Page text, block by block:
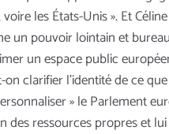
voire les États-Unis ». Et
un pouvoir lointain et
un espace public
on clarifier l’identité de ce
» le Parlement
des ressources propres et